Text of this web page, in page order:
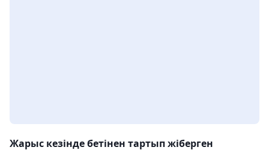
Жарыс кезінде бетінен тартып жіберген